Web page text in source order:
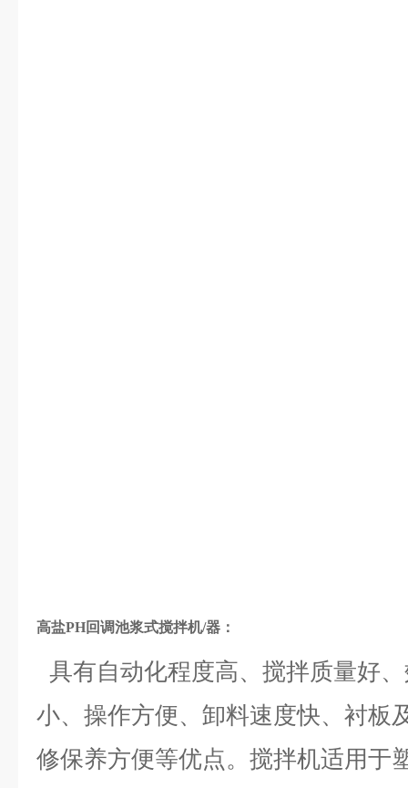
高盐PH回调池浆式搅拌机/器：
具有自动化程度高、搅拌质量好
小、操作方便、卸料速度快、衬板
修保养方便等优点。搅拌机适用于